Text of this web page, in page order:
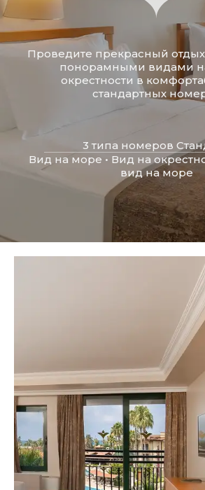
Проведите прекрасный
понорамными видами
окрестности в
стандартных
3 типа номеров
Вид на море • Вид на
вид на море